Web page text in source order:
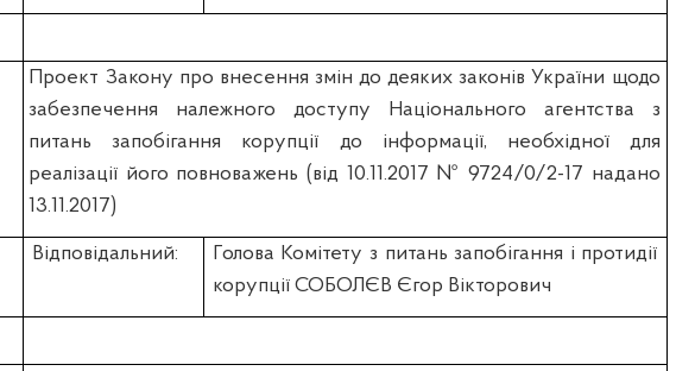
Проект Закону про внесення змін до деяких законів України щодо
забезпечення належного доступу Національного агентства з
питань запобігання корупції до інформації, необхідної для
реалізації його повноважень (вiд 10.11.2017 № 9724/0/2-17 надано
13.11.2017)
Відповідальний:
Голова Комітету з питань запобігання і протидії
корупції СОБОЛЄВ Єгор Вікторович